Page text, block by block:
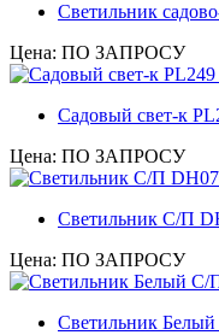
Светильник
Цена: ПО ЗАПРОСУ
Садовый свет-к
Цена: ПО ЗАПРОСУ
Светильник С/П
Цена: ПО ЗАПРОСУ
Светильник